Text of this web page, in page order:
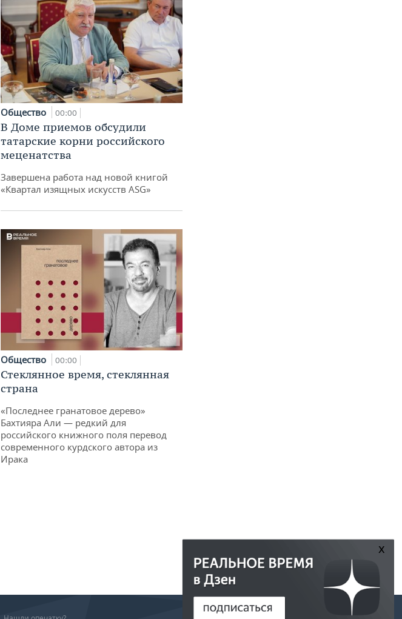
Общество 00:00
В Доме приемов обсудили
татарские корни российского
меценатства
Завершена работа над новой книгой
«Квартал изящных искусств ASG»
Общество 00:00
Стеклянное время, стеклянная
страна
«Последнее гранатовое дерево»
Бахтияра Али — редкий для
российского книжного поля перевод
современного курдского автора из
Ирака
x